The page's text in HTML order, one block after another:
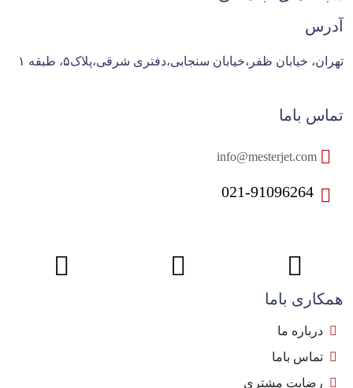
آدرس
تهران، خیابان ظفر،خیابان سنجابی،دفتری شرقی،پلاک۵، طبقه ۱
تماس باما
021-91096264
همکاری باما
درباره ما
تماس باما
رضایت مشتری